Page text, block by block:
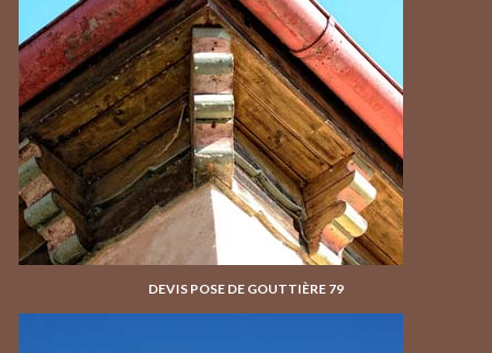
DEVIS POSE DE GOUTTIÈRE 79